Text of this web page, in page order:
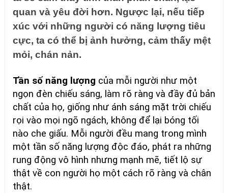
quan và yêu đời hơn. Ngược lại, nếu tiếp
xúc với những người có năng lượng tiêu
cực, ta có thể bị ảnh hưởng, cảm thấy mệt
mỏi, chán nản.
Tần số năng lượng của mỗi người như một
ngọn đèn chiếu sáng, làm rõ ràng và đầy đủ bản
chất của họ, giống như ánh sáng mặt trời chiếu
rọi vào mọi ngõ ngách, không để lại bóng tối
nào che giấu. Mỗi người đều mang trong mình
một tần số năng lượng độc đáo, phát ra những
rung động vô hình nhưng mạnh mẽ, tiết lộ sự
thật về con người họ một cách rõ ràng và chân
thật.